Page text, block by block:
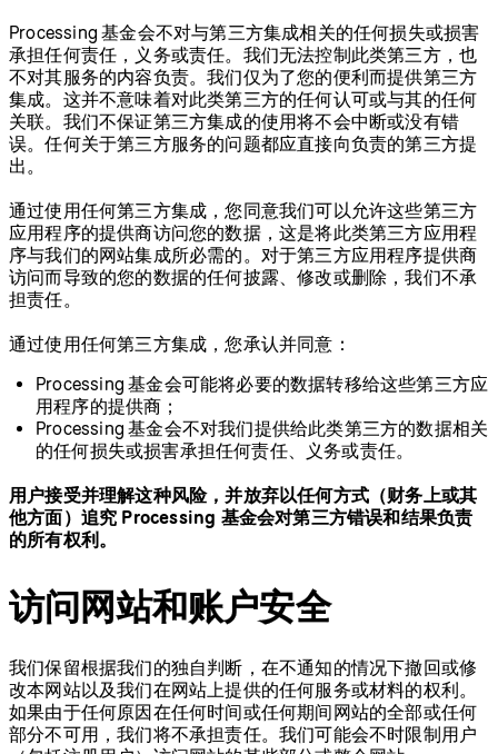
Processing 基金会不对与第三方集成相关的任何损失或损害
承担任何责任，义务或责任。我们无法控制此类第三方，也
不对其服务的内容负责。我们仅为了您的便利而提供第三方
集成。这并不意味着对此类第三方的任何认可或与其的任何
关联。我们不保证第三方集成的使用将不会中断或没有错
误。任何关于第三方服务的问题都应直接向负责的第三方提
出。
通过使用任何第三方集成，您同意我们可以允许这些第三方
应用程序的提供商访问您的数据，这是将此类第三方应用程
序与我们的网站集成所必需的。对于第三方应用程序提供商
访问而导致的您的数据的任何披露、修改或删除，我们不承
担责任。
通过使用任何第三方集成，您承认并同意：
Processing 基金会可能将必要的数据转移给这些第三方应
用程序的提供商；
Processing 基金会不对我们提供给此类第三方的数据相关
的任何损失或损害承担任何责任、义务或责任。
用户接受并理解这种风险，并放弃以任何方式（财务上或其
他方面）追究 Processing 基金会对第三方错误和结果负责
的所有权利。
访问网站和账户安全
我们保留根据我们的独自判断，在不通知的情况下撤回或修
改本网站以及我们在网站上提供的任何服务或材料的权利。
如果由于任何原因在任何时间或任何期间网站的全部或任何
部分不可用，我们将不承担责任。我们可能会不时限制用户